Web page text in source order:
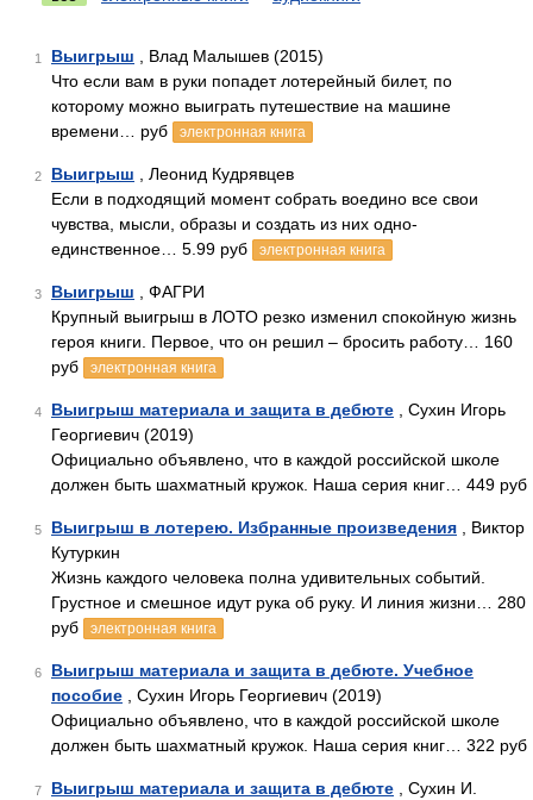
1 Выигрыш , Влад Малышев (2015)
Что если вам в руки попадет лотерейный билет, по
которому можно выиграть путешествие на машине
времени… руб
электронная книга
2 Выигрыш , Леонид Кудрявцев
Если в подходящий момент собрать воедино все свои
чувства, мысли, образы и создать из них одно-
единственное… 5.99 руб
электронная книга
3 Выигрыш , ФАГРИ
Крупный выигрыш в ЛОТО резко изменил спокойную жизнь
героя книги. Первое, что он решил – бросить работу… 160
руб
электронная книга
4 Выигрыш материала и защита в дебюте , Сухин Игорь
Георгиевич (2019)
Официально объявлено, что в каждой российской школе
должен быть шахматный кружок. Наша серия книг… 449 руб
5 Выигрыш в лотерею. Избранные произведения , Виктор
Кутуркин
Жизнь каждого человека полна удивительных событий.
Грустное и смешное идут рука об руку. И линия жизни… 280
руб
электронная книга
6
Выигрыш материала и защита в дебюте. Учебное
пособие , Сухин Игорь Георгиевич (2019)
Официально объявлено, что в каждой российской школе
должен быть шахматный кружок. Наша серия книг… 322 руб
7 Выигрыш материала и защита в дебюте , Сухин И.